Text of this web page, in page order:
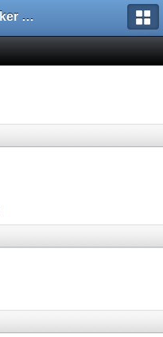
Форум Stalker Simbion Mod